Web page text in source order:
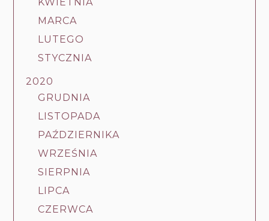
MARCA
LUTEGO
STYCZNIA
2020
GRUDNIA
LISTOPADA
PAŹDZIERNIKA
WRZEŚNIA
SIERPNIA
LIPCA
CZERWCA